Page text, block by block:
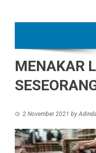
MENAKAR
2 November 2021 by